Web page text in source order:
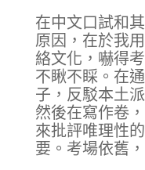
在中文口試和
原因，在於我
絡文化，嚇得
不瞅不睬。在
子，反駁本土
然後在寫作卷
來批評唯理性
要。考場依舊